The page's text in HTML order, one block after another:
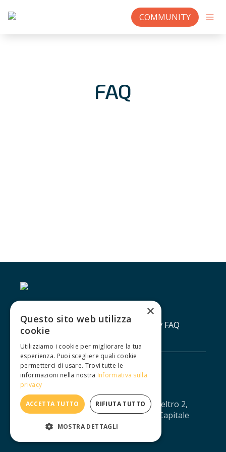
COMMUNITY
FAQ
Contatti Lavora con noiPrivacy policy FAQ
IUXTA S.R.L. - Via Agostino da Montefeltro 2,
10134 Torino - CF/PI: 12688330013 - Capitale
sociale: € 11.041,67 - iuxtasrl@pec.it
×
Questo sito web utilizza
cookie
Utilizziamo i cookie per migliorare la tua
esperienza. Puoi scegliere quali cookie
permetterci di usare. Trovi tutte le
informazioni nella nostra Informativa sulla
privacy
ACCETTA TUTTO RIFIUTA TUTTO
MOSTRA DETTAGLI